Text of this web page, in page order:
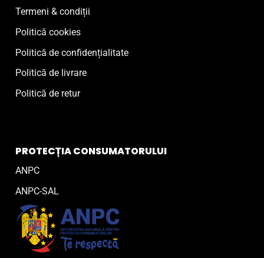
Termeni & condiții
Politică cookies
Politică de confidențialitate
Politică de livrare
Politică de retur
PROTECȚIA CONSUMATORULUI
ANPC
ANPC-SAL